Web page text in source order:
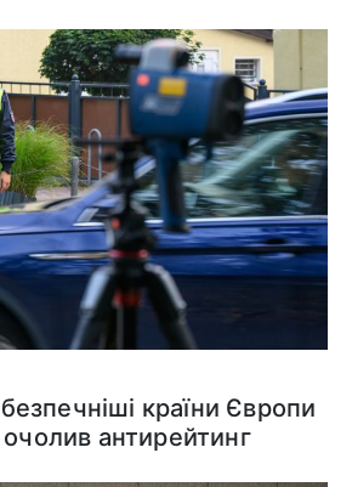
країни Європи
очолив антирейтинг